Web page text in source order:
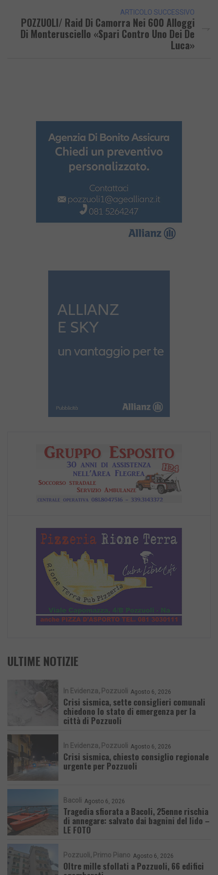
ARTICOLO SUCCESSIVO
POZZUOLI/ Raid Di Camorra Nei 600 Alloggi
Di Monterusciello «Spari Contro Uno Dei De
Luca»
ULTIME NOTIZIE
In Evidenza Pozzuoli Agosto 6, 2026
Crisi sismica, sette consiglieri comunali
chiedono lo stato di emergenza per la
città di Pozzuoli
In Evidenza Pozzuoli Agosto 6, 2026
Crisi sismica, chiesto consiglio regionale
urgente per Pozzuoli
Bacoli Agosto 6, 2026
Tragedia sfiorata a Bacoli, 25enne rischia
di annegare: salvato dai bagnini del lido –
LE FOTO
Pozzuoli Primo Piano Agosto 6, 2026
Oltre mille sfollati a Pozzuoli, 66 edifici